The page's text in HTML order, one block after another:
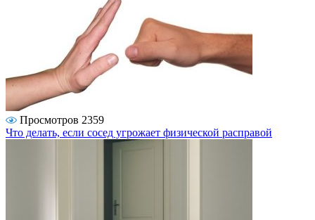
Просмотров 2359
Что делать, если сосед угрожает физической расправой